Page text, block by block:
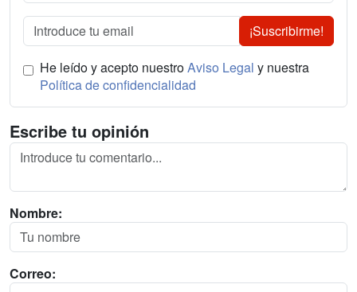
¡Suscribirme!
He leído y acepto nuestroAviso Legal y nuestra
Política de confidencialidad
Escribe tu opinión
Nombre:
Correo: